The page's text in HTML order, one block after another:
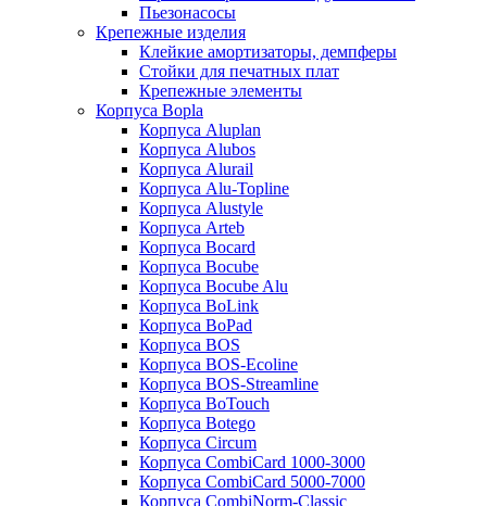
Пьезонасосы
Крепежные изделия
Клейкие амортизаторы, демпферы
Стойки для печатных плат
Крепежные элементы
Корпуса Bopla
Корпуса Aluplan
Корпуса Alubos
Корпуса Alurail
Корпуса Alu-Topline
Корпуса Alustyle
Корпуса Arteb
Корпуса Bocard
Корпуса Bocube
Корпуса Bocube Alu
Корпуса BoLink
Корпуса BoPad
Корпуса BOS
Корпуса BOS-Ecoline
Корпуса BOS-Streamline
Корпуса BoTouch
Корпуса Botego
Корпуса Circum
Корпуса CombiCard 1000-3000
Корпуса CombiCard 5000-7000
Корпуса CombiNorm-Classic